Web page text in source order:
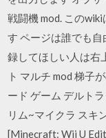
戦闘機 mod. この
す ページは誰でも
録してほしい人は右
ト マルチ mod 梯子
ード ゲーム デルト
リム~マイクラ スキ
[Minecraft: Wii U